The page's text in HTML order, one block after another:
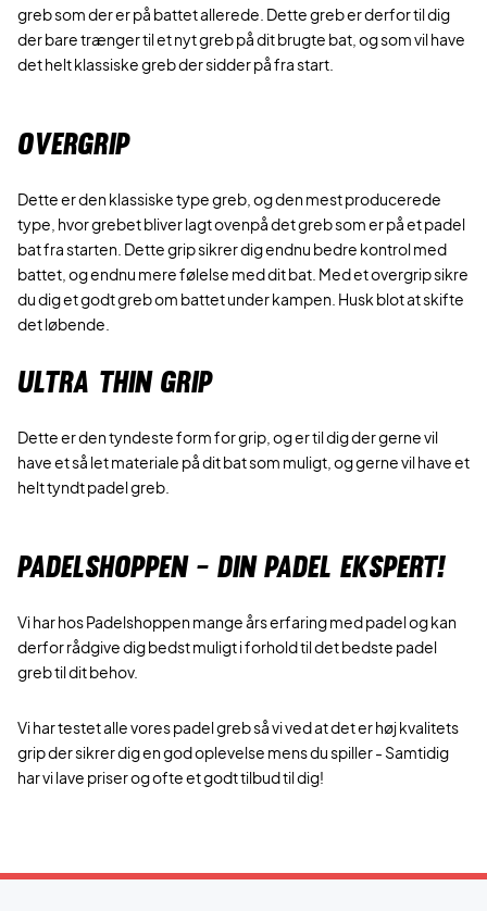
greb som der er på battet allerede. Dette greb er derfor til dig
der bare trænger til et nyt greb på dit brugte bat, og som vil have
det helt klassiske greb der sidder på fra start.
OVERGRIP
Dette er den klassiske type greb, og den mest producerede
type, hvor grebet bliver lagt ovenpå det greb som er på et padel
bat fra starten. Dette grip sikrer dig endnu bedre kontrol med
battet, og endnu mere følelse med dit bat. Med et overgrip sikre
du dig et godt greb om battet under kampen. Husk blot at skifte
det løbende.
ULTRA THIN GRIP
Dette er den tyndeste form for grip, og er til dig der gerne vil
have et så let materiale på dit bat som muligt, og gerne vil have et
helt tyndt padel greb.
PADELSHOPPEN - DIN PADEL EKSPERT!
Vi har hos Padelshoppen mange års erfaring med padel og kan
derfor rådgive dig bedst muligt i forhold til det bedste padel
greb til dit behov.
Vi har testet alle vores padel greb så vi ved at det er høj kvalitets
grip der sikrer dig en god oplevelse mens du spiller - Samtidig
har vi lave priser og ofte et godt tilbud til dig!